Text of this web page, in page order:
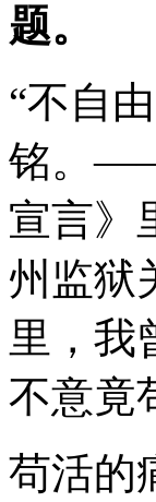
题。
“不自
铭。
宣言》
州监狱
里，我
不意竟
苟活的